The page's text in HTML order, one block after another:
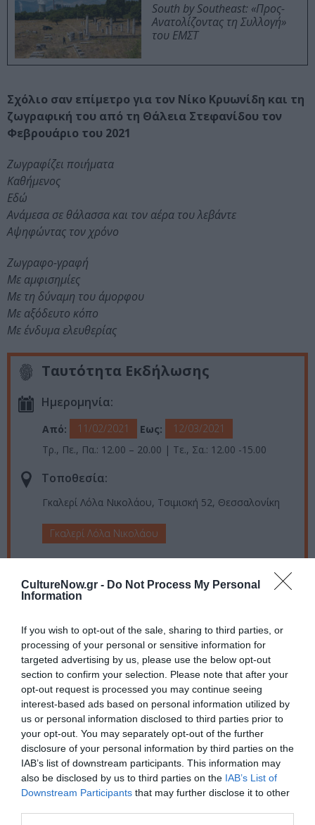
CultureNow.gr - Do Not Process My Personal
Information
If you wish to opt-out of the sale, sharing to third parties, or
processing of your personal or sensitive information for
targeted advertising by us, please use the below opt-out
section to confirm your selection. Please note that after your
opt-out request is processed you may continue seeing
interest-based ads based on personal information utilized by
us or personal information disclosed to third parties prior to
your opt-out. You may separately opt-out of the further
disclosure of your personal information by third parties on the
IAB’s list of downstream participants. This information may
also be disclosed by us to third parties on the IAB’s List of
Downstream Participants that may further disclose it to other
South by Southeast: «Προς-
Ανατολίζοντας τη Συλλογή»
του ΕΜΣΤ
Σχόλιο σαν επίμετρο για τον Νίκο Κρυωνίδη και τη
ζωγραφική του από τη Θάλεια Στεφανίδου τον
Φεβρουάριο του 2021
Ζωγραφίζει ποιήματα
Καθήμενος
Εδώ
Ανάμεσα σε θάλασσα και τον αέρα του λεβάντε
Αψηφώντας τον χρόνο
Ζωγραφο-γραφή
Με αμφισημίες
Με τη δύναμη του άμορφου
Με αξόδευτο κόπο
Με ένδυμα ελευθερίας
Ταυτότητα Εκδήλωσης
Ημερομηνία:
Από: 11/02/2021 Εως:
12/03/2021
Τρ., Πε., Πα.: 12.00 – 20.00 | Τε., Σα.: 12.00 -15.00
Τοποθεσία:
Γκαλερί Λόλα Νικολάου, Τσιμισκή 52, Θεσσαλονίκη
Γκαλερί Λόλα Νικολάου
Είσοδος ελεύθερη
Τηλ.: 2310 240416
Ακολουθήστε το Culturenow.gr στοGoogle News
μάθετε πρώτοι όλες τις ειδήσεις
Δείτε όλα τατελευταία νέαγια την Τέχνη και τον
Πολιτισμό στοCulturenow.gr
Νέοι Διαγωνισμοί❯